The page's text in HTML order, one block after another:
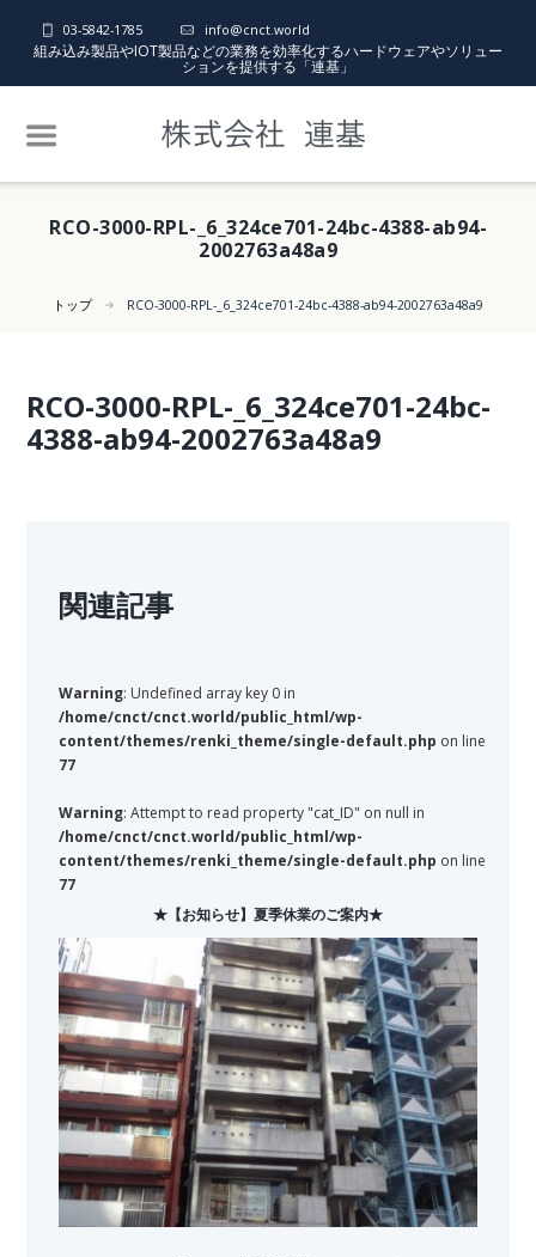
03-5842-1785 info@cnct.world
組み込み製品やIOT製品などの業務を効率化するハードウェアやソリュー
ションを提供する「連基」
RCO-3000-RPL-_6_324ce701-24bc-4388-ab94-
2002763a48a9
トップ RCO-3000-RPL-_6_324ce701-24bc-4388-ab94-2002763a48a9
RCO-3000-RPL-_6_324ce701-24bc-
4388-ab94-2002763a48a9
関連記事
Warning: Undefined array key 0 in
/home/cnct/cnct.world/public_html/wp-
content/themes/renki_theme/single-default.php on line
77
Warning: Attempt to read property "cat_ID" on null in
/home/cnct/cnct.world/public_html/wp-
content/themes/renki_theme/single-default.php on line
77
★【お知らせ】夏季休業のご案内★